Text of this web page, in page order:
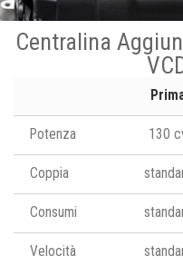
Centralina
Potenza 130
Coppia
Consumi
Velocità